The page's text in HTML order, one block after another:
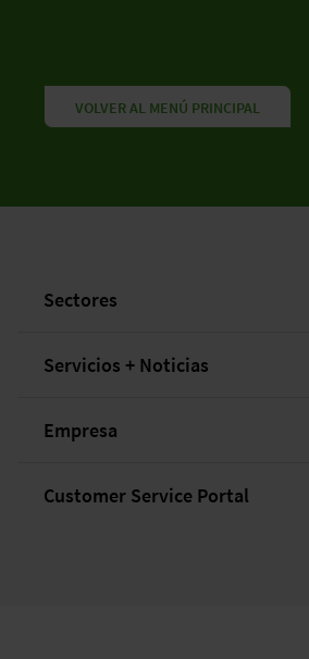
VOLVER AL MENÚ PRINCIPAL
Sectores
Servicios + Noticias
Empresa
Customer Service Portal